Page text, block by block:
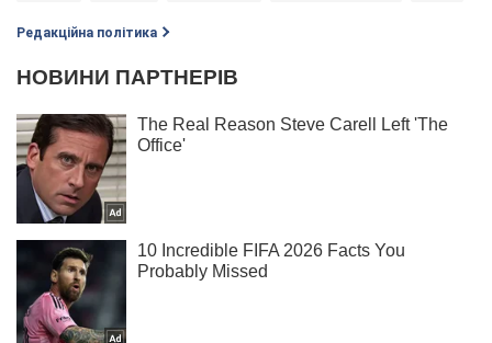
Редакційна політика